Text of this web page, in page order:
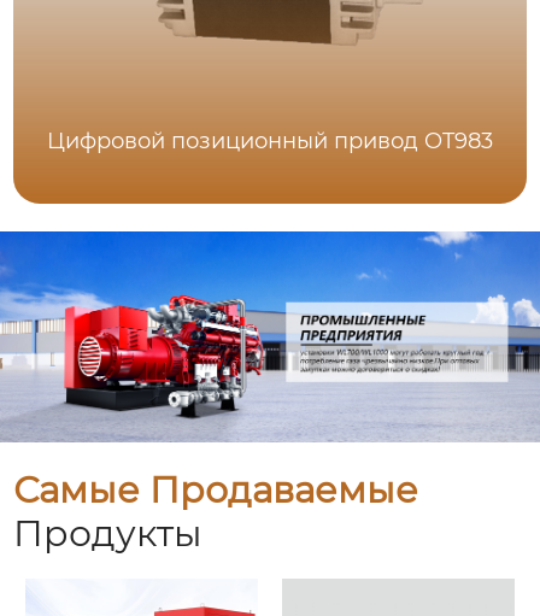
Цифровой позиционный привод OT983
Самые Продаваемые
Продукты